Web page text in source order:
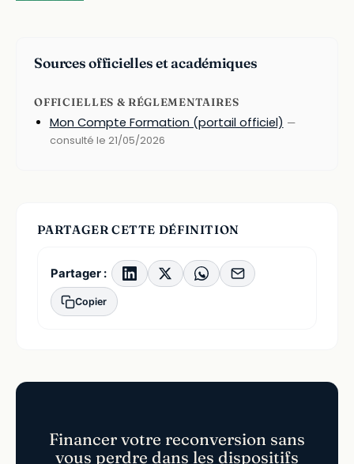
Sources officielles et académiques
OFFICIELLES & RÉGLEMENTAIRES
Mon Compte Formation (portail officiel) —
consulté le 21/05/2026
PARTAGER CETTE DÉFINITION
Partager :
Copier
Financer votre reconversion sans
vous perdre dans les dispositifs